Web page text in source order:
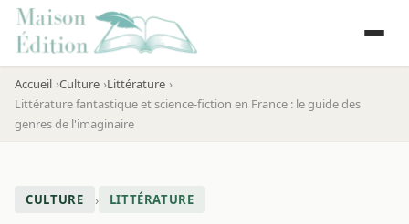
Accueil Culture Littérature
Littérature fantastique et science-fiction en France : le guide des
genres de l'imaginaire
CULTURE › LITTÉRATURE